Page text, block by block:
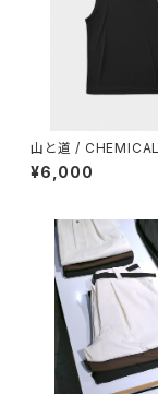
山と道 /
ELESS（MEN）
¥6,000